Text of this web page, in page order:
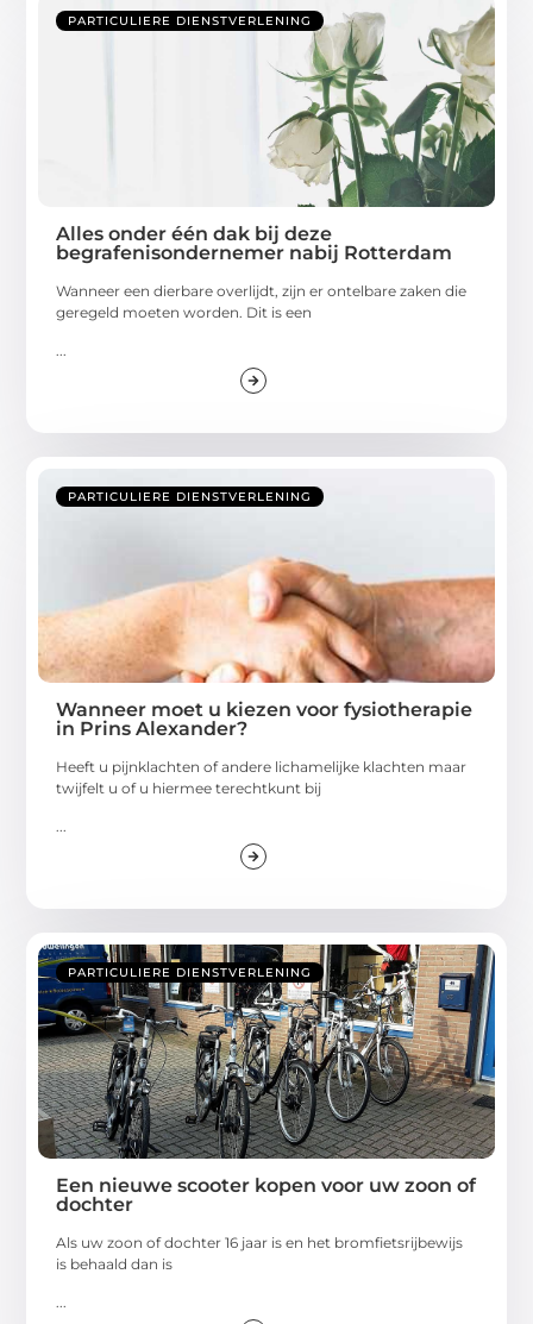
PARTICULIERE DIENSTVERLENING
Alles onder één dak bij deze
begrafenisondernemer nabij Rotterdam
Wanneer een dierbare overlijdt, zijn er ontelbare zaken die
geregeld moeten worden. Dit is een
...
PARTICULIERE DIENSTVERLENING
Wanneer moet u kiezen voor fysiotherapie
in Prins Alexander?
Heeft u pijnklachten of andere lichamelijke klachten maar
twijfelt u of u hiermee terechtkunt bij
...
PARTICULIERE DIENSTVERLENING
Een nieuwe scooter kopen voor uw zoon of
dochter
Als uw zoon of dochter 16 jaar is en het bromfietsrijbewijs
is behaald dan is
...